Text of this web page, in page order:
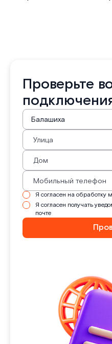
Проверьте
Я согласен на обработку
Я согласен получать
почте